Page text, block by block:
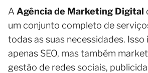
A Agência de Marketing Digital
um conjunto completo de
todas as suas necessidades. Isso
apenas SEO, mas também
gestão de redes sociais,